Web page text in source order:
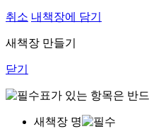
취소 내책장에 담기
새책장 만들기
닫기
표가 있는 항목은 반
새책장 명